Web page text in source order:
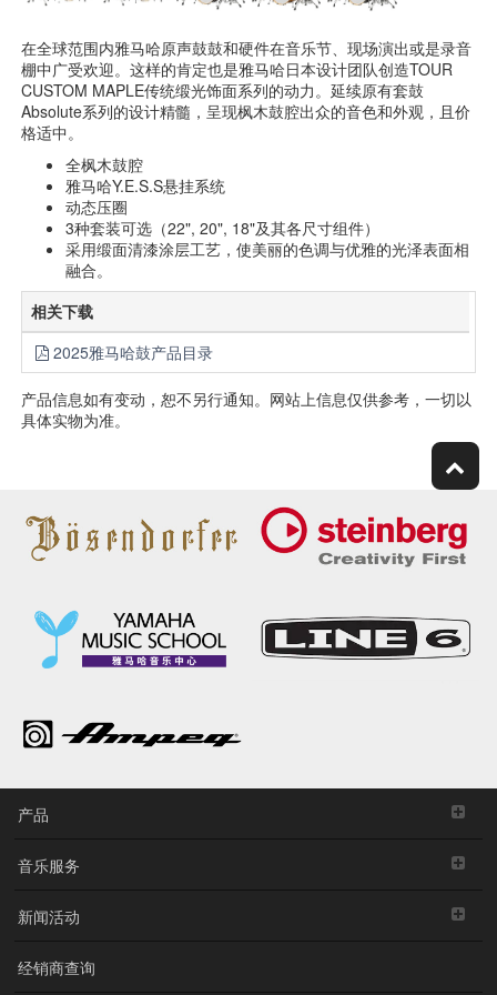
在全球范围内雅马哈原声鼓鼓和硬件在音乐节、现场演出或是录音
棚中广受欢迎。这样的肯定也是雅马哈日本设计团队创造TOUR
CUSTOM MAPLE传统缎光饰面系列的动力。延续原有套鼓
Absolute系列的设计精髓，呈现枫木鼓腔出众的音色和外观，且价
格适中。
全枫木鼓腔
雅马哈Y.E.S.S悬挂系统
动态压圈
3种套装可选（22", 20", 18"及其各尺寸组件）
采用缎面清漆涂层工艺，使美丽的色调与优雅的光泽表面相
融合。
相关下载
2025雅马哈鼓产品目录
产品信息如有变动，恕不另行通知。网站上信息仅供参考，一切以
具体实物为准。
产品
音乐服务
新闻活动
经销商查询